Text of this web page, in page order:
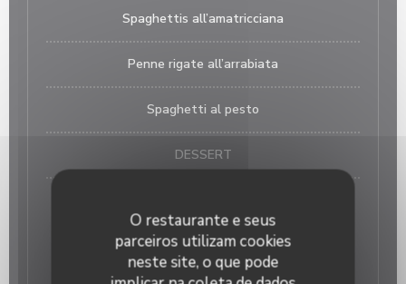
O restaurante e seus
parceiros utilizam cookies
neste site, o que pode
Spaghettis all’amatricciana
Penne rigate all’arrabiata
Spaghetti al pesto
DESSERT
Bambino
Pour les moins de 10 ans